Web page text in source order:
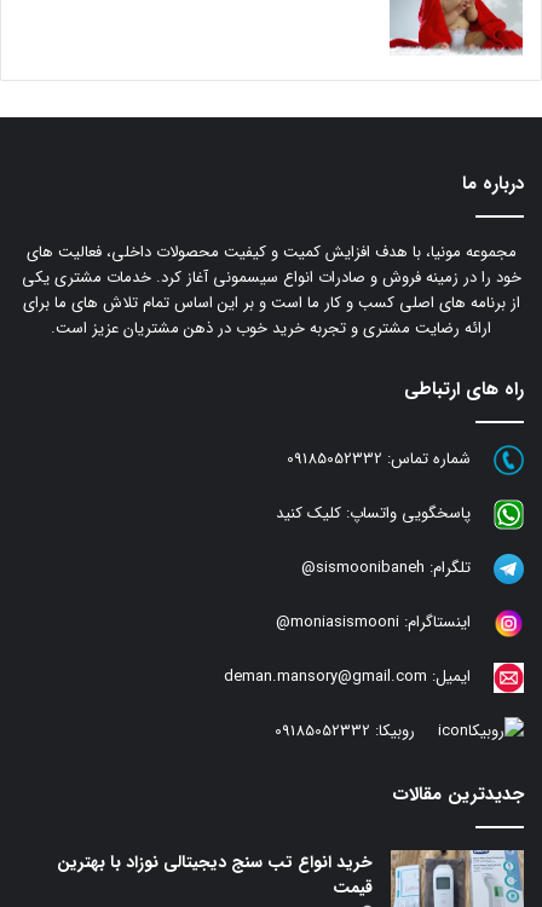
درباره ما
مجموعه مونیا، با هدف افزایش کمیت و کیفیت محصولات داخلی، فعالیت های
خود را در زمینه فروش و صادرات انواع سیسمونی آغاز کرد. خدمات مشتری یکی
از برنامه های اصلی کسب و کار ما است و بر این اساس تمام تلاش های ما برای
ارائه رضایت مشتری و تجربه خرید خوب در ذهن مشتریان عزیز است.
راه های ارتباطی
شماره تماس: 09185052332
پاسخگویی واتساپ: کلیک کنید
تلگرام: sismoonibaneh@
اینستاگرام: moniasismooni@
ایمیل: deman.mansory@gmail.com
روبیکا: 09185052332
جدیدترین مقالات
خرید انواع تب سنج دیجیتالی نوزاد با بهترین
قیمت